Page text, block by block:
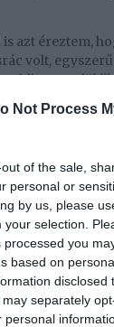
Not Process
of the sale,
personal or
by us, please
your selection.
you
based on
disclosed
separately
personal
azt éreztem,
volt,
eddig
már
vennem
együtt lenni,
mindketten
közül
egykori
fejest ugrani